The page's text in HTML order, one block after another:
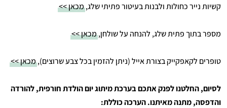
קשיות נייר כחולות ולבנות בעיטור פתיתי שלג,מכאן >>
מספר בתוך פתית שלג, להנחה על שולחן,מכאן >>
טופרים לקאפקייק בצורת אייל (ניתן להזמין בכל צבע שרוצים),מכאן >>
לסיום, החלטנו לפנק אתכם בערכת מיתוג יום הולדת חורפית, להורדה
והדפסה, מתנה מאיתנו. הערכה כוללת: